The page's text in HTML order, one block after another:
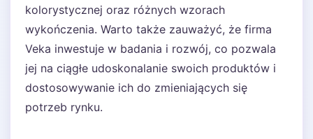
kolorystycznej oraz różnych wzorach
wykończenia. Warto także zauważyć, że firma
Veka inwestuje w badania i rozwój, co pozwala
jej na ciągłe udoskonalanie swoich produktów i
dostosowywanie ich do zmieniających się
potrzeb rynku.